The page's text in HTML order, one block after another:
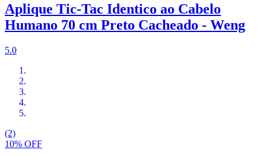
Aplique Tic-Tac Identico ao Cabelo
Humano 70 cm Preto Cacheado - Weng
5.0
(2)
10% OFF